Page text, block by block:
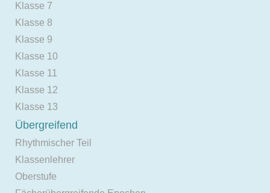
Klasse 7
Klasse 8
Klasse 9
Klasse 10
Klasse 11
Klasse 12
Klasse 13
Übergreifend
Rhythmischer Teil
Klassenlehrer
Oberstufe